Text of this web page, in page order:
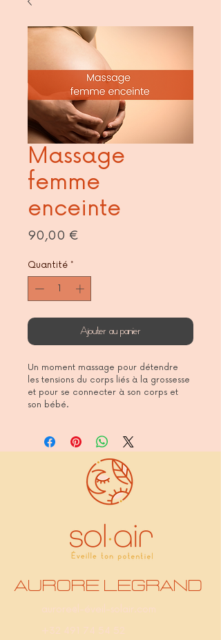
Massage
femme
enceinte
90,00 €
Quantité *
Ajouter au panier
Un moment massage pour détendre
les tensions du corps liés à la grossesse
et pour se connecter à son corps et
son bébé.
Aurore Legrand
aurore@l-éveil-solair.com
+32 491 74 54 52